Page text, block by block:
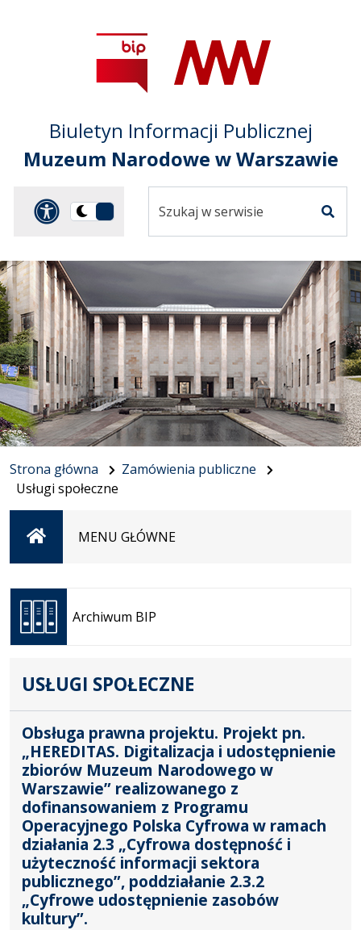
Przejdź do
głównego menu
Przejdź do treści
Przejdź do mapy
serwisu
Biuletyn Informacji Publicznej
Muzeum Narodowe w Warszawie
Panel dostosowania
Przełącz
serwisie
Strona główna
Zamówienia publiczne
Usługi społeczne
StronaMENU GŁÓWNE
Archiwum BIP
Otwiera
się w
nowej
karcie
USŁUGI SPOŁECZNE
Obsługa prawna projektu. Projekt pn.
„HEREDITAS. Digitalizacja i udostępnienie
zbiorów Muzeum Narodowego w
Warszawie” realizowanego z
dofinansowaniem z Programu
Operacyjnego Polska Cyfrowa w ramach
działania 2.3 „Cyfrowa dostępność i
użyteczność informacji sektora
publicznego”, poddziałanie 2.3.2
„Cyfrowe udostępnienie zasobów
kultury”.